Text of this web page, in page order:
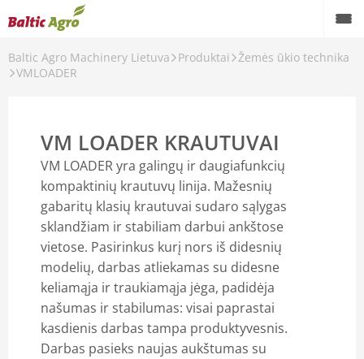
Baltic Agro Machinery Lietuva Produktai
Žemės ūkio technika
VMLOADER
VM LOADER KRAUTUVAI
VM LOADER yra galingų ir daugiafunkcių
kompaktinių krautuvų linija. Mažesnių
gabaritų klasių krautuvai sudaro sąlygas
sklandžiam ir stabiliam darbui ankštose
vietose. Pasirinkus kurį nors iš didesnių
modelių, darbas atliekamas su didesne
keliamąja ir traukiamąja jėga, padidėja
našumas ir stabilumas: visai paprastai
kasdienis darbas tampa produktyvesnis.
Darbas pasieks naujas aukštumas su
Atgal
Statybinė technika
Miško technika